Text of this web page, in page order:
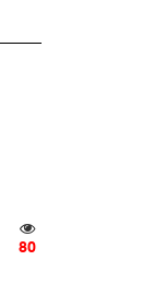
80